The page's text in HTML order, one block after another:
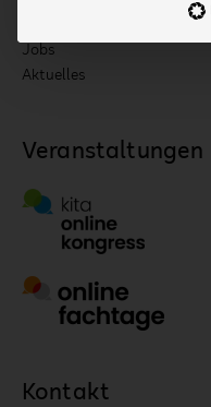
Jobs
Aktuelles
Veranstaltungen
Kontakt